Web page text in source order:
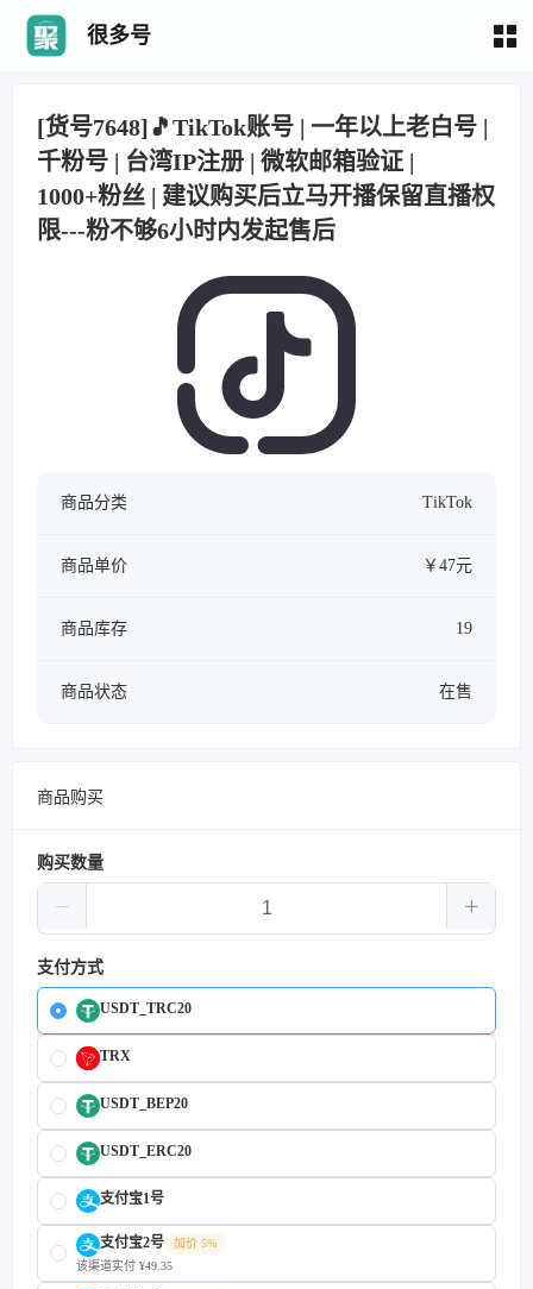
很多号
[货号7648]🎵TikTok账号 | 一年以上老白号 |
千粉号 | 台湾IP注册 | 微软邮箱验证 |
1000+粉丝 | 建议购买后立马开播保留直播权
限---粉不够6小时内发起售后
商品分类 TikTok
商品单价 ￥47元
商品库存 19
商品状态 在售
商品购买
购买数量
支付方式
USDT_TRC20
TRX
USDT_BEP20
USDT_ERC20
支付宝1号
支付宝2号
加价 5%
该渠道实付 ¥49.35